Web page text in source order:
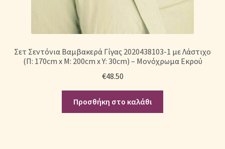
Σετ Σεντόνια Βαμβακερά Γίγας 2020438103-1 με Λάστιχο
(Π: 170cm x Μ: 200cm x Υ: 30cm) – Μονόχρωμα Εκρού
€48.50
Προσθήκη στο καλάθι